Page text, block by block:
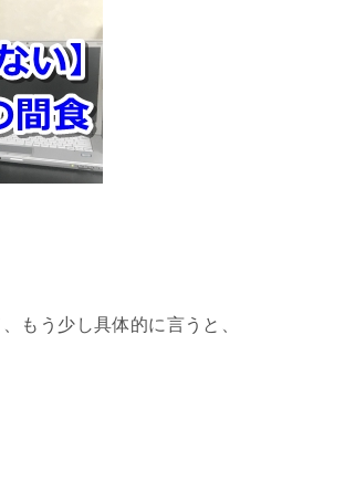
もう少し具体的に言うと、